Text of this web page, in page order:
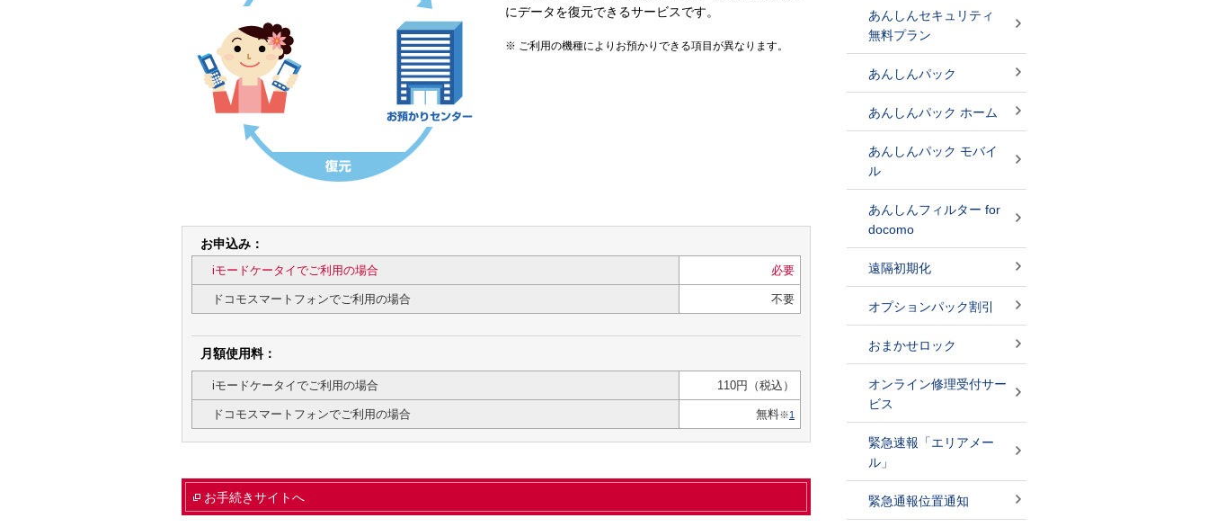
にデータを復元できるサービスです。
ご利用の機種によりお預かりできる項目が異なります。
お申込み：
iモードケータイでご利用の場合 必要
ドコモスマートフォンでご利用の場合 不要
月額使用料：
iモードケータイでご利用の場合 110円（税込）
ドコモスマートフォンでご利用の場合 無料※1
お手続きサイトへ
あんしんセキュリティ
無料プラン
あんしんパック
あんしんパック ホーム
あんしんパック モバイ
ル
あんしんフィルター for
docomo
遠隔初期化
オプションパック割引
おまかせロック
オンライン修理受付サー
ビス
緊急速報「エリアメー
ル」
緊急通報位置通知